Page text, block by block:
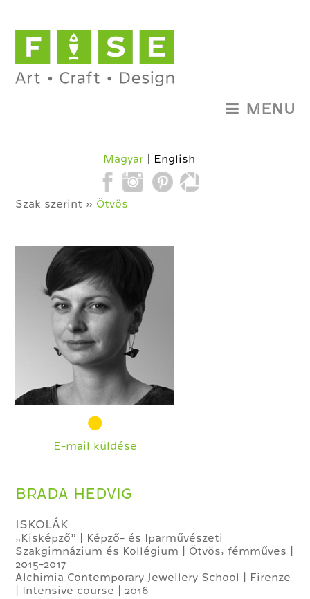
Magyar English
MENU
Szak szerint » Ötvös
E-mail küldése
BRADA HEDVIG
ISKOLÁK
„Kisképző” | Képző- és Iparművészeti
Szakgimnázium és Kollégium | Ötvös, fémműves |
2015-2017
Alchimia Contemporary Jewellery School | Firenze
| Intensive course | 2016